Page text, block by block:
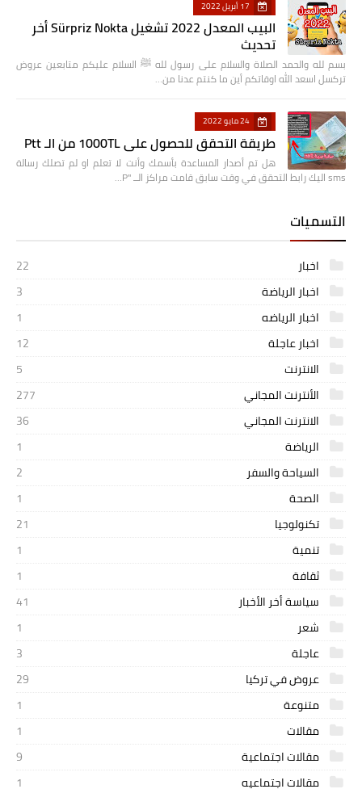
17 أبريل 2022
البيب المعدل 2022 تشغيل Sürpriz Nokta أخر
تحديث
بسم لله والحمد الصلاة والسلام على رسول لله ﷺ السلام عليكم متابعين عروض
تركسل اسعد الله اوقاتكم أين ما كنتم عدنا من…
24 مايو 2022
طريقة التحقق للحصول على 1000TL من الـ Ptt
هل تم أصدار المساعدة بأسمك وأنت لا تعلم او لم تصلك رسالة
sms اليك رابط التحقق في وقت سابق قامت مراكز الــ "P…
التسميات
اخبار
22
اخبار الرياضة
3
اخبار الرياضه
1
اخبار عاجلة
12
الانترنت
5
الأنترنت المجاني
277
الانترنت المجاني
36
الرياضة
1
السياحة والسفر
2
الصحة
1
تكنولوجيا
21
تنمية
1
ثقافة
1
سياسة أخر الأخبار
41
شعر
1
عاجلة
3
عروض في تركيا
29
متنوعة
1
مقالات
1
مقالات اجتماعية
9
مقالات اجتماعيه
1